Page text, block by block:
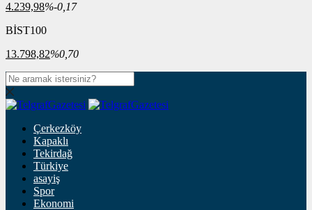
4.239,98%-0,17
BİST100
13.798,82%0,70
Çerkezköy
Kapaklı
Tekirdağ
Türkiye
asayiş
Spor
Ekonomi